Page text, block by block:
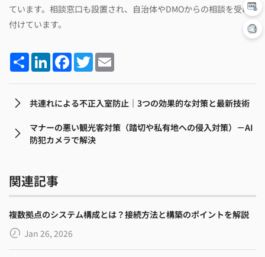
ています。相談窓口も設置され、自治体やDMOからの相談を受け
付けています。
ShareLinkedInFacebook
Twitter
共連れによる不正入室防止｜3つの効果的な対策と最新技術
マナーの悪い観光客対策（踏切や私有地への侵入対策）－AI
防犯カメラで解決
関連記事
複数拠点のシステム構成とは？接続方法と構築のポイントを解説
Jan 26, 2026